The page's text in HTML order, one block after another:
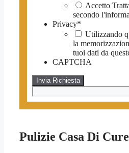
Accetto
secondo
Privacy*
Utilizzando
la
tuoi dati da
CAPTCHA
Pulizie Casa Di